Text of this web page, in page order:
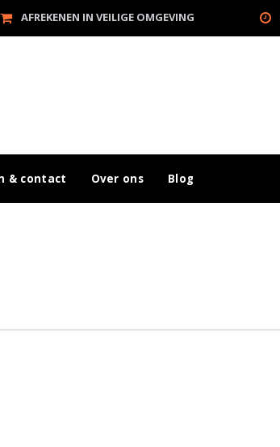
AFREKENEN IN VEILIGE OMGEVING
& contact Over ons Blog